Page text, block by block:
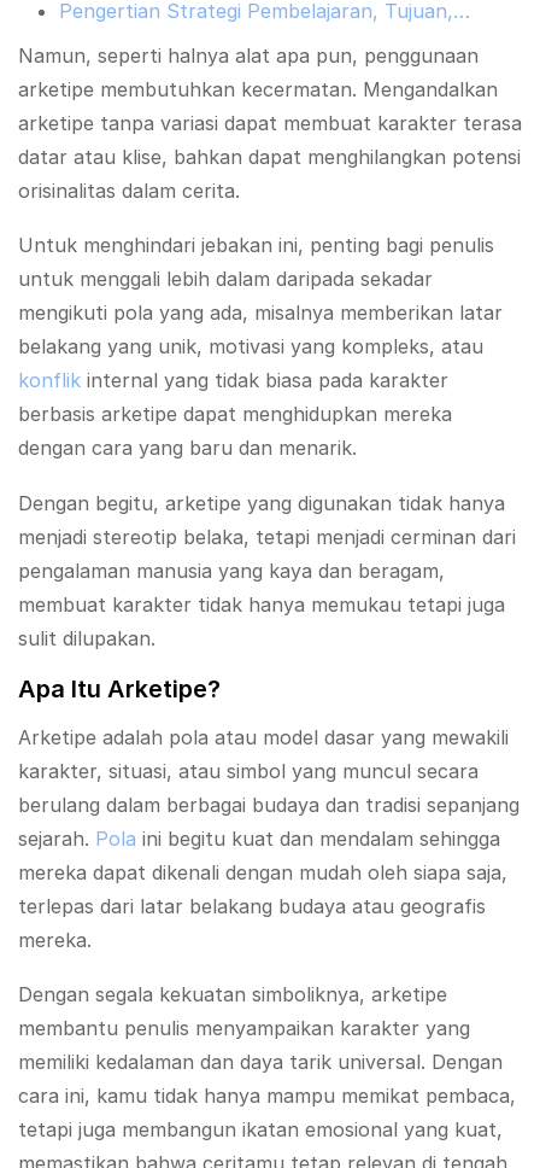
Pengertian Strategi Pembelajaran, Tujuan,…
Namun, seperti halnya alat apa pun, penggunaan
arketipe membutuhkan kecermatan. Mengandalkan
arketipe tanpa variasi dapat membuat karakter terasa
datar atau klise, bahkan dapat menghilangkan potensi
orisinalitas dalam cerita.
Untuk menghindari jebakan ini, penting bagi penulis
untuk menggali lebih dalam daripada sekadar
mengikuti pola yang ada, misalnya memberikan latar
belakang yang unik, motivasi yang kompleks, atau
konflik internal yang tidak biasa pada karakter
berbasis arketipe dapat menghidupkan mereka
dengan cara yang baru dan menarik.
Dengan begitu, arketipe yang digunakan tidak hanya
menjadi stereotip belaka, tetapi menjadi cerminan dari
pengalaman manusia yang kaya dan beragam,
membuat karakter tidak hanya memukau tetapi juga
sulit dilupakan.
Apa Itu Arketipe?
Arketipe adalah pola atau model dasar yang mewakili
karakter, situasi, atau simbol yang muncul secara
berulang dalam berbagai budaya dan tradisi sepanjang
sejarah. Pola ini begitu kuat dan mendalam sehingga
mereka dapat dikenali dengan mudah oleh siapa saja,
terlepas dari latar belakang budaya atau geografis
mereka.
Dengan segala kekuatan simboliknya, arketipe
membantu penulis menyampaikan karakter yang
memiliki kedalaman dan daya tarik universal. Dengan
cara ini, kamu tidak hanya mampu memikat pembaca,
tetapi juga membangun ikatan emosional yang kuat,